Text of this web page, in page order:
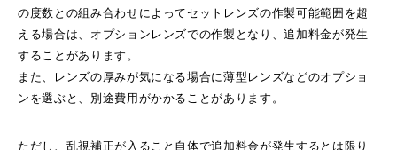
の度数との組み合わせによってセットレンズの作製可能範囲を超
える場合は、オプションレンズでの作製となり、追加料金が発生
することがあります。
また、レンズの厚みが気になる場合に薄型レンズなどのオプショ
ンを選ぶと、別途費用がかかることがあります。
ただし、乱視補正が入ること自体で追加料金が発生するとは限り